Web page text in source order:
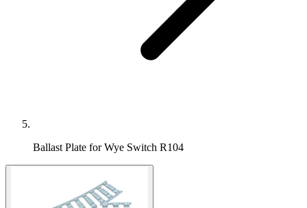
Ballast Plate for Wye Switch R104